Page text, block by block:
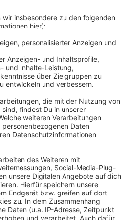
Plötzlicher Schneefall.
die seltsame Wörter
vor Verzweiflung das
ziehen oder ihren Kopf
wollen, geht in eben diesem
und scharfer
bisschen ausgeflippt,
ernst gemeint.